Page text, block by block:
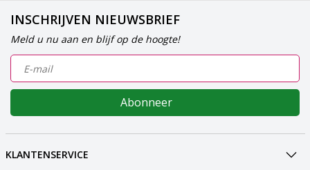
INSCHRIJVEN NIEUWSBRIEF
Meld u nu aan en blijf op de hoogte!
Abonneer
KLANTENSERVICE